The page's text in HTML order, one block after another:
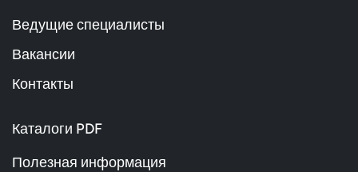
Ведущие специалисты
Вакансии
Контакты
Каталоги PDF
Полезная информация